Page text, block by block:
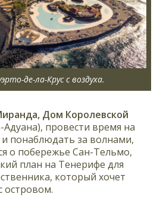
де-ла-Крус с воздуха.
Дом Королевской
Адуана), провести время на
и понаблюдать за волнами,
о побережье Сан-Тельмо,
план на Тенерифе для
который хочет
островом.